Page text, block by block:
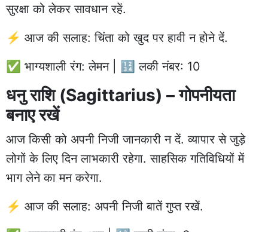
सुरक्षा को लेकर सावधान रहें.
⚡ आज की सलाह: चिंता को खुद पर हावी न होने दें.
✅ भाग्यशाली रंग: लेमन | 🔢 लकी नंबर: 10
धनु राशि (Sagittarius) – गोपनीयता
बनाए रखें
आज किसी को अपनी निजी जानकारी न दें. व्यापार से जुड़े
लोगों के लिए दिन लाभकारी रहेगा. साहसिक गतिविधियों में
भाग लेने का मन करेगा.
⚡ आज की सलाह: अपनी निजी बातें गुप्त रखें.